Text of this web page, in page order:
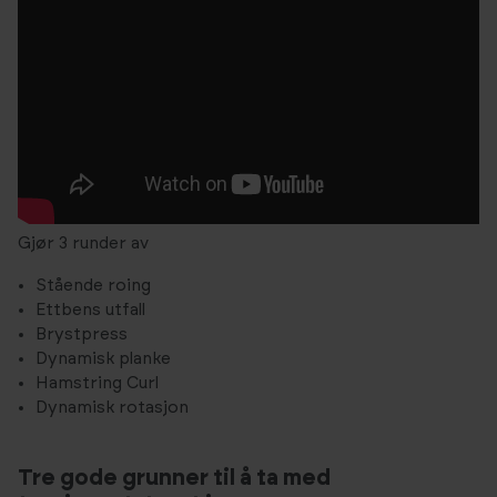
Gjør 3 runder av
Stående roing
Ettbens utfall
Brystpress
Dynamisk planke
Hamstring Curl
Dynamisk rotasjon
Tre gode grunner til å ta med